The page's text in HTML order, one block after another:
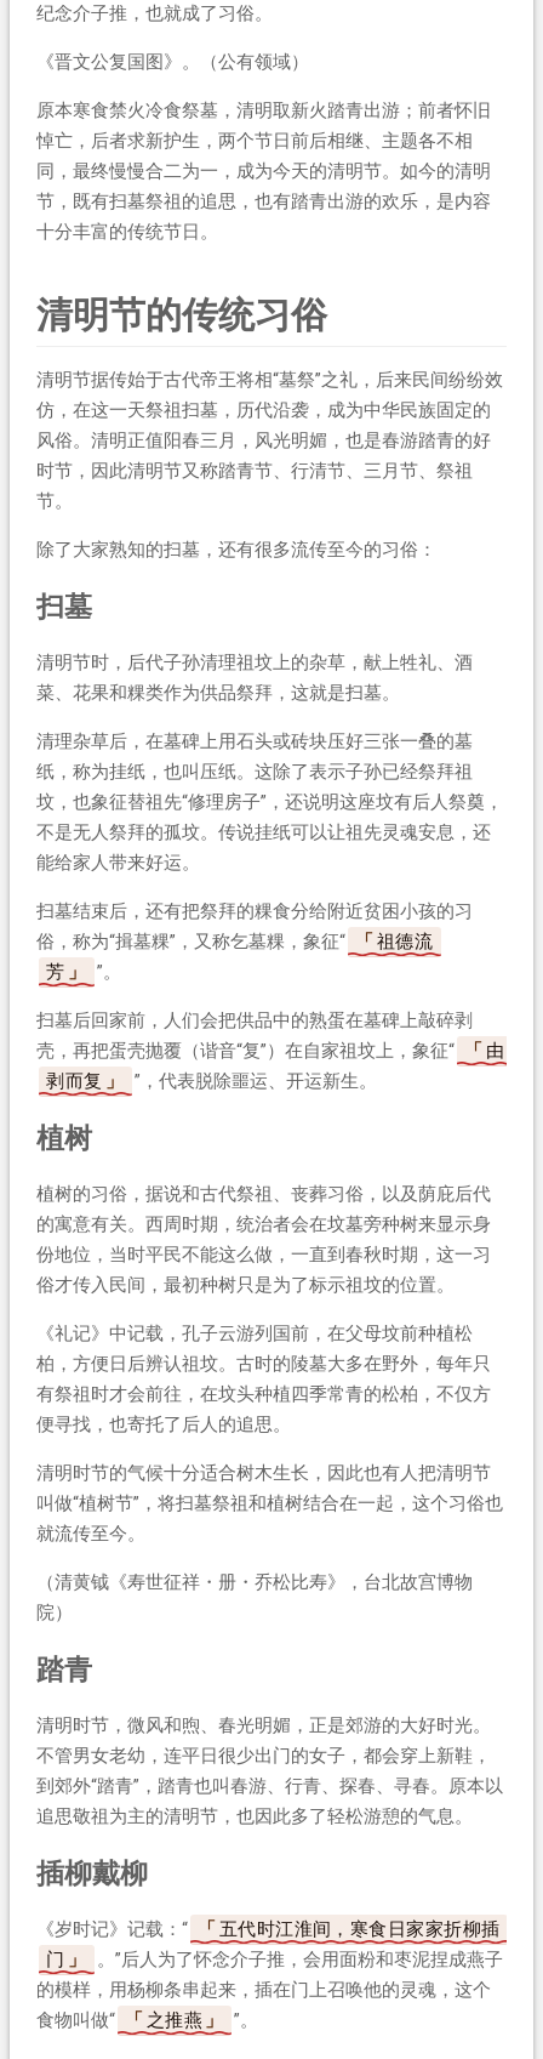
纪念介子推，也就成了习俗。
《晋文公复国图》。（公有领域）
原本寒食禁火冷食祭墓，清明取新火踏青出游；前者怀旧
悼亡，后者求新护生，两个节日前后相继、主题各不相
同，最终慢慢合二为一，成为今天的清明节。如今的清明
节，既有扫墓祭祖的追思，也有踏青出游的欢乐，是内容
十分丰富的传统节日。
清明节的传统习俗
清明节据传始于古代帝王将相“墓祭”之礼，后来民间纷纷效
仿，在这一天祭祖扫墓，历代沿袭，成为中华民族固定的
风俗。清明正值阳春三月，风光明媚，也是春游踏青的好
时节，因此清明节又称踏青节、行清节、三月节、祭祖
节。
除了大家熟知的扫墓，还有很多流传至今的习俗：
扫墓
清明节时，后代子孙清理祖坟上的杂草，献上牲礼、酒
菜、花果和粿类作为供品祭拜，这就是扫墓。
清理杂草后，在墓碑上用石头或砖块压好三张一叠的墓
纸，称为挂纸，也叫压纸。这除了表示子孙已经祭拜祖
坟，也象征替祖先“修理房子”，还说明这座坟有后人祭奠，
不是无人祭拜的孤坟。传说挂纸可以让祖先灵魂安息，还
能给家人带来好运。
扫墓结束后，还有把祭拜的粿食分给附近贫困小孩的习
俗，称为“揖墓粿”，又称乞墓粿，象征“
祖德流
芳
”。
扫墓后回家前，人们会把供品中的熟蛋在墓碑上敲碎剥
壳，再把蛋壳抛覆（谐音“复”）在自家祖坟上，象征“
由
剥而复
”，代表脱除噩运、开运新生。
植树
植树的习俗，据说和古代祭祖、丧葬习俗，以及荫庇后代
的寓意有关。西周时期，统治者会在坟墓旁种树来显示身
份地位，当时平民不能这么做，一直到春秋时期，这一习
俗才传入民间，最初种树只是为了标示祖坟的位置。
《礼记》中记载，孔子云游列国前，在父母坟前种植松
柏，方便日后辨认祖坟。古时的陵墓大多在野外，每年只
有祭祖时才会前往，在坟头种植四季常青的松柏，不仅方
便寻找，也寄托了后人的追思。
清明时节的气候十分适合树木生长，因此也有人把清明节
叫做“植树节”，将扫墓祭祖和植树结合在一起，这个习俗也
就流传至今。
（清黄钺《寿世征祥・册・乔松比寿》，台北故宫博物
院）
踏青
清明时节，微风和煦、春光明媚，正是郊游的大好时光。
不管男女老幼，连平日很少出门的女子，都会穿上新鞋，
到郊外“踏青”，踏青也叫春游、行青、探春、寻春。原本以
追思敬祖为主的清明节，也因此多了轻松游憩的气息。
插柳戴柳
《岁时记》记载：“
五代时江淮间，寒食日家家折柳插
门
。”后人为了怀念介子推，会用面粉和枣泥捏成燕子
的模样，用杨柳条串起来，插在门上召唤他的灵魂，这个
食物叫做“
之推燕 ”。